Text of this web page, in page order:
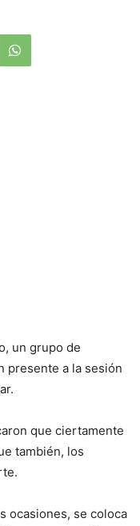
un grupo de
presente a la sesión
que ciertamente
también, los
ocasiones, se coloca